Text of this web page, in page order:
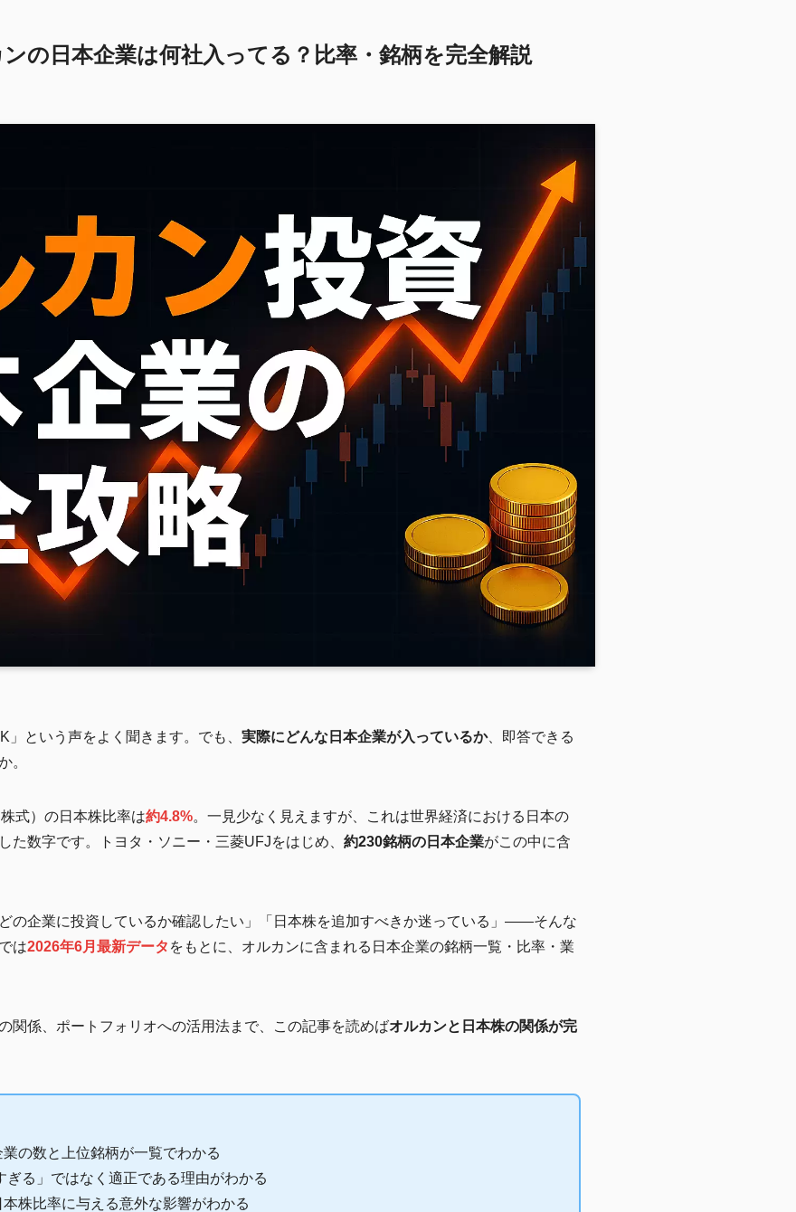
ンの日本企業は何社入ってる？比率・銘柄を完全解説
という声をよく聞きます。でも、 実際にどんな日本企業が入っているか、即答できる
。
式）の日本株比率は約4.8%。一見少なく見えますが、これは世界経済における日本の
た数字です。トヨタ・ソニー・三菱UFJをはじめ、 約230銘柄の日本企業がこの中に含
の企業に投資しているか確認したい」「日本株を追加すべきか迷っている」——そんな
は2026年6月最新データ をもとに、オルカンに含まれる日本企業の銘柄一覧・比率・業
関係、ポートフォリオへの活用法まで、この記事を読めばオルカンと日本株の関係が完
の数と上位銘柄が一覧でわかる
ぎる」ではなく適正である理由がわかる
株比率に与える意外な影響がわかる